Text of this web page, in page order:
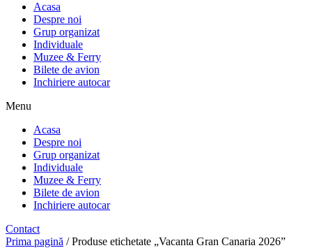
Acasa
Despre noi
Grup organizat
Individuale
Muzee & Ferry
Bilete de avion
Inchiriere autocar
Menu
Acasa
Despre noi
Grup organizat
Individuale
Muzee & Ferry
Bilete de avion
Inchiriere autocar
Contact
Prima pagină / Produse etichetate „Vacanta Gran Canaria 2026”